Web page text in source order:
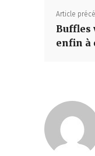
Article
Buffles
enfin à